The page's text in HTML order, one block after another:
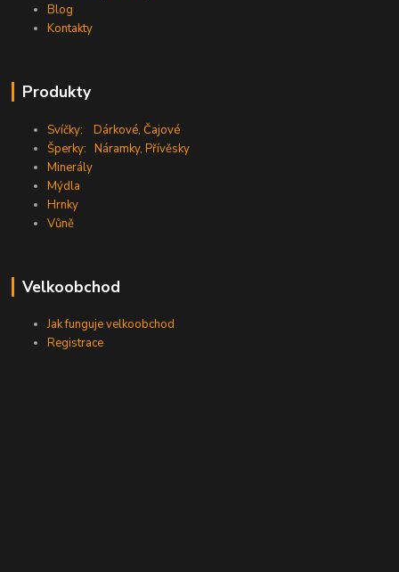
Blog
Kontakty
Produkty
Svíčky: Dárkové,Čajové
Šperky: Náramky,Přívěsky
Minerály
Mýdla
Hrnky
Vůně
Velkoobchod
Jak funguje velkoobchod
Registrace